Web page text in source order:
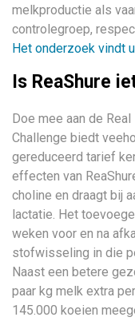
melkproductie als
controlegroep,
Het onderzoek vindt
Is ReaShure
Doe mee aan de
Challenge biedt
gereduceerd tarief
effecten van
choline en draagt bij
lactatie. Het
weken voor en na
stofwisseling in die
Naast een betere
paar kg melk extra
145.000 koeien